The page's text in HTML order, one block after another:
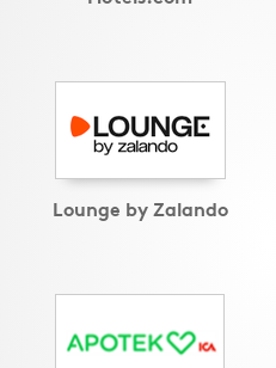
Lounge by Zalando